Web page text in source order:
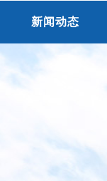
新闻动态